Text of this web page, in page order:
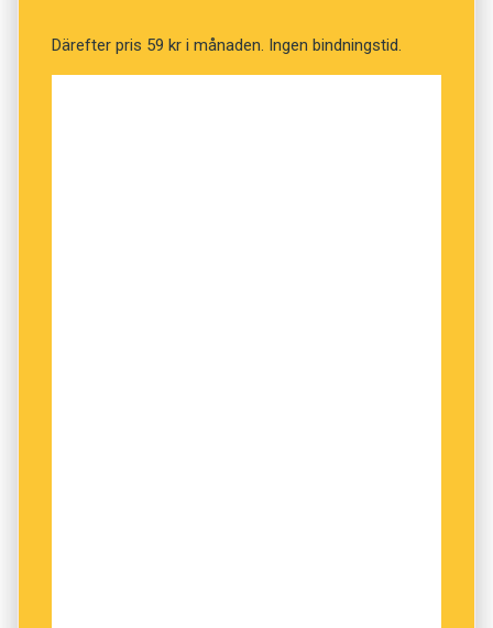
Därefter pris 59 kr i månaden. Ingen bindningstid.